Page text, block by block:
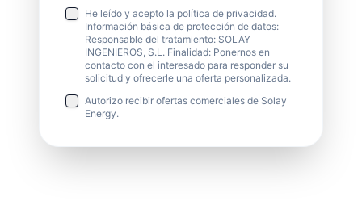
He leído y acepto la política de privacidad.
Información básica de protección de datos:
Responsable del tratamiento: SOLAY
INGENIEROS, S.L. Finalidad: Ponernos en
contacto con el interesado para responder su
solicitud y ofrecerle una oferta personalizada.
Autorizo recibir ofertas comerciales de Solay
Energy.